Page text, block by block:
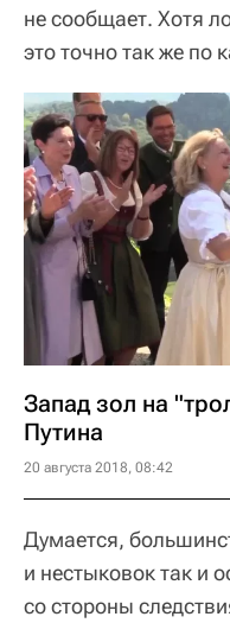
не сообщает. Хотя
это точно так же по
Запад зол на
Путина
20 августа 2018, 08:42
Думается,
и нестыковок так и
со стороны